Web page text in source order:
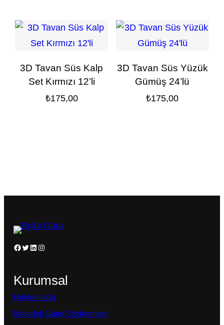
3D Tavan Süs Kalp
Set Kırmızı 12’li
₺175,00
3D Tavan Süs Yüzük
Gümüş 24’lü
₺175,00
Facebook Twitter LinkedIn Instagram
Kurumsal
Hakkımızda
Mesafeli Satış Sözleşmesi